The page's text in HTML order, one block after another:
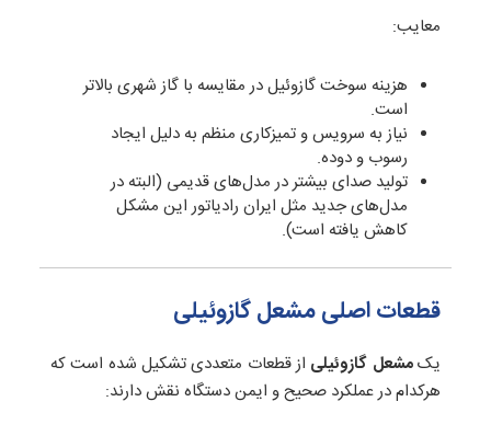
معایب:
هزینه سوخت گازوئیل در مقایسه با گاز شهری بالاتر
است.
نیاز به سرویس و تمیزکاری منظم به دلیل ایجاد
رسوب و دوده.
تولید صدای بیشتر در مدل‌های قدیمی (البته در
مدل‌های جدید مثل ایران رادیاتور این مشکل
کاهش یافته است).
قطعات اصلی مشعل گازوئیلی
یکمشعل گازوئیلی از قطعات متعددی تشکیل شده است که
هرکدام در عملکرد صحیح و ایمن دستگاه نقش دارند: